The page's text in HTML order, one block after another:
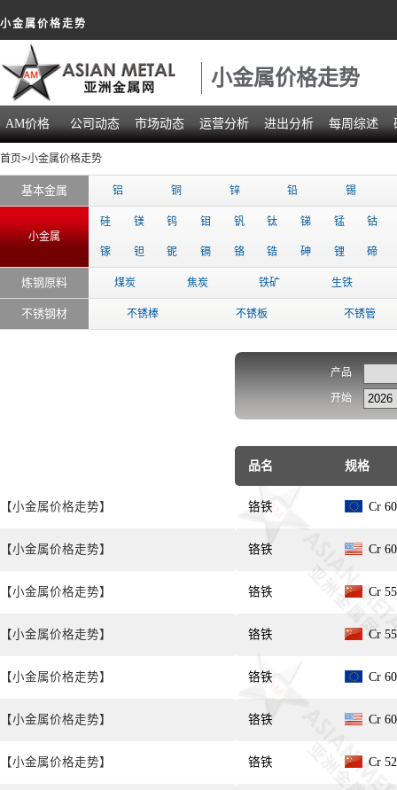
小金属价格走势
小金属价格走势
AM价格 公司动态 市场动态 运营分析 进出分析 每周综述
首页>小金属价格走势
基本金属 铝 铜 锌 铅 锡
小金属
硅 镁 钨 钼 钒 钛 锑 锰 钴
镓 钽 铌 镉 铬 锆 砷 锂 碲
炼钢原料 煤炭 焦炭 铁矿 生铁
不锈钢材 不锈棒 不锈板 不锈管
【小金属价格走势】
【小金属价格走势】
【小金属价格走势】
【小金属价格走势】
【小金属价格走势】
【小金属价格走势】
【小金属价格走势】
产品
开始
品名 规格
铬铁 Cr
铬铁 Cr
铬铁 Cr
铬铁 Cr
铬铁 Cr
铬铁 Cr
铬铁 Cr